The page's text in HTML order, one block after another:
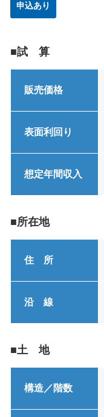
申込あり
■試 算
販売価格
表面利回り
想定年間収入
■所在地
住 所
沿 線
■土 地
構造／階数